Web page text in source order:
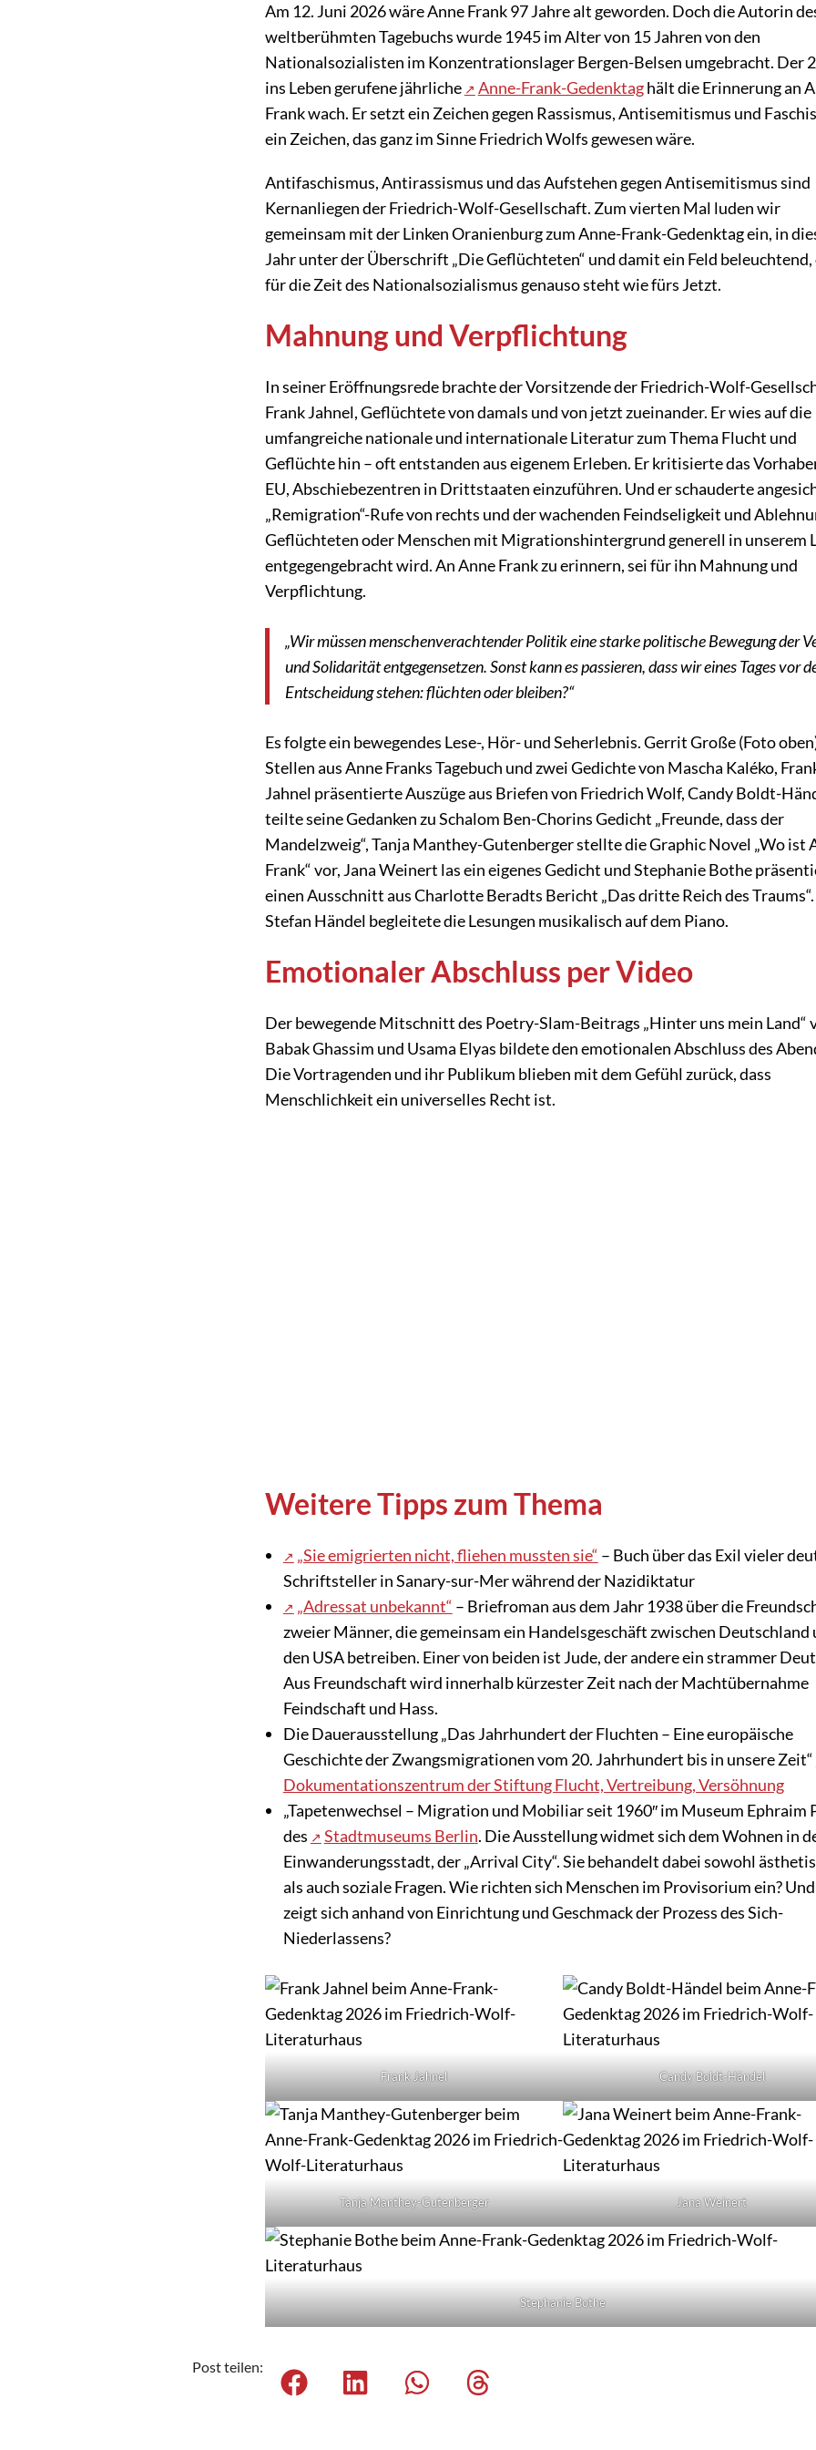
Am 12. Juni 2026 wäre Anne Frank 97 Jahre alt geworden. Doch die Autorin
weltberühmten Tagebuchs wurde 1945 im Alter von 15 Jahren von den
Nationalsozialisten im Konzentrationslager Bergen-Belsen umgebracht. Der
ins Leben gerufene jährliche
Anne-Frank-Gedenktaghält die Erinnerung an
Frank wach. Er setzt ein Zeichen gegen Rassismus, Antisemitismus und
ein Zeichen, das ganz im Sinne Friedrich Wolfs gewesen wäre.
Antifaschismus, Antirassismus und das Aufstehen gegen Antisemitismus sind
Kernanliegen der Friedrich-Wolf-Gesellschaft. Zum vierten Mal luden wir
gemeinsam mit der Linken Oranienburg zum Anne-Frank-Gedenktag ein, in
Jahr unter der Überschrift „Die Geflüchteten“ und damit ein Feld beleuchtend,
für die Zeit des Nationalsozialismus genauso steht wie fürs Jetzt.
Mahnung und Verpflichtung
In seiner Eröffnungsrede brachte der Vorsitzende der Friedrich-Wolf-
Frank Jahnel, Geflüchtete von damals und von jetzt zueinander. Er wies auf die
umfangreiche nationale und internationale Literatur zum Thema Flucht und
Geflüchte hin – oft entstanden aus eigenem Erleben. Er kritisierte das
EU, Abschiebezentren in Drittstaaten einzuführen. Und er schauderte
„Remigration“-Rufe von rechts und der wachenden Feindseligkeit und
Geflüchteten oder Menschen mit Migrationshintergrund generell in unserem
entgegengebracht wird. An Anne Frank zu erinnern, sei für ihn Mahnung und
Verpflichtung.
„Wir müssen menschenverachtender Politik eine starke politische Bewegung der
und Solidarität entgegensetzen. Sonst kann es passieren, dass wir eines Tages vor
Entscheidung stehen: flüchten oder bleiben?“
Es folgte ein bewegendes Lese-, Hör- und Seherlebnis. Gerrit Große (Foto
Stellen aus Anne Franks Tagebuch und zwei Gedichte von Mascha Kaléko,
Jahnel präsentierte Auszüge aus Briefen von Friedrich Wolf, Candy Boldt-
teilte seine Gedanken zu Schalom Ben-Chorins Gedicht „Freunde, dass der
Mandelzweig“, Tanja Manthey-Gutenberger stellte die Graphic Novel „Wo ist
Frank“ vor, Jana Weinert las ein eigenes Gedicht und Stephanie Bothe
einen Ausschnitt aus Charlotte Beradts Bericht „Das dritte Reich des Traums“.
Stefan Händel begleitete die Lesungen musikalisch auf dem Piano.
Emotionaler Abschluss per Video
Der bewegende Mitschnitt des Poetry-Slam-Beitrags „Hinter uns mein Land“
Babak Ghassim und Usama Elyas bildete den emotionalen Abschluss des
Die Vortragenden und ihr Publikum blieben mit dem Gefühl zurück, dass
Menschlichkeit ein universelles Recht ist.
Weitere Tipps zum Thema
„Sie emigrierten nicht, fliehen mussten sie“ – Buch über das Exil vieler
Schriftsteller in Sanary-sur-Mer während der Nazidiktatur
„Adressat unbekannt“ – Briefroman aus dem Jahr 1938 über die
zweier Männer, die gemeinsam ein Handelsgeschäft zwischen Deutschland
den USA betreiben. Einer von beiden ist Jude, der andere ein strammer
Aus Freundschaft wird innerhalb kürzester Zeit nach der Machtübernahme
Feindschaft und Hass.
Die Dauerausstellung „Das Jahrhundert der Fluchten – Eine europäische
Geschichte der Zwangsmigrationen vom 20. Jahrhundert bis in unsere Zeit“
Dokumentationszentrum der Stiftung Flucht, Vertreibung, Versöhnung
„Tapetenwechsel – Migration und Mobiliar seit 1960″ im Museum Ephraim
des
Stadtmuseums Berlin. Die Ausstellung widmet sich dem Wohnen in
Einwanderungsstadt, der „Arrival City“. Sie behandelt dabei sowohl
als auch soziale Fragen. Wie richten sich Menschen im Provisorium ein?
zeigt sich anhand von Einrichtung und Geschmack der Prozess des Sich-
Niederlassens?
Frank Jahnel Candy Boldt-Händel
Tanja Manthey-Gutenberger Jana Weinert
Stephanie Bothe
Post teilen: